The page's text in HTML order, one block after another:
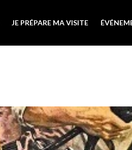
JE PRÉPARE MA VISITE